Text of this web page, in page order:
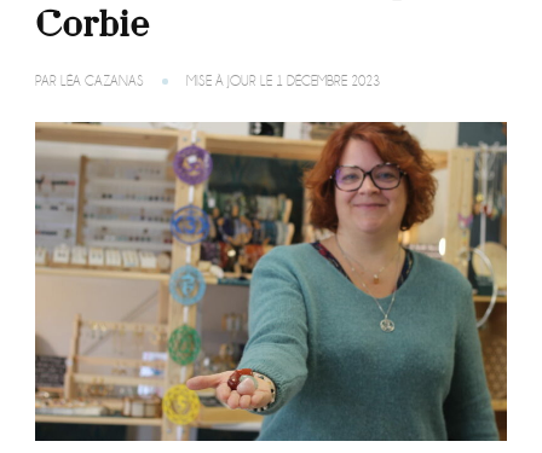
Corbie
PAR LÉA CAZANAS MISE À JOUR LE 1 DÉCEMBRE 2023